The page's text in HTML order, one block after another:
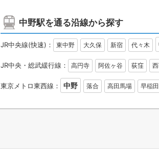
中野駅を通る沿線から探す
JR中央線(快速)： 東中野 大久保 新宿 代々木
JR中央・総武緩行線： 高円寺 阿佐ヶ谷 荻窪
東京メトロ東西線： 中野 落合 高田馬場 早稲田